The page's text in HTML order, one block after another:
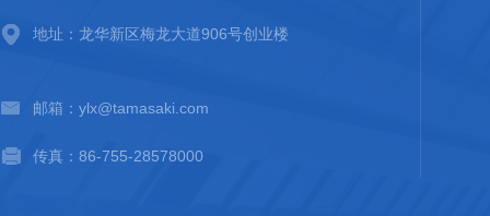
地址：龙华新区梅龙大道906号创业楼
邮箱：ylx@tamasaki.com
传真：86-755-28578000